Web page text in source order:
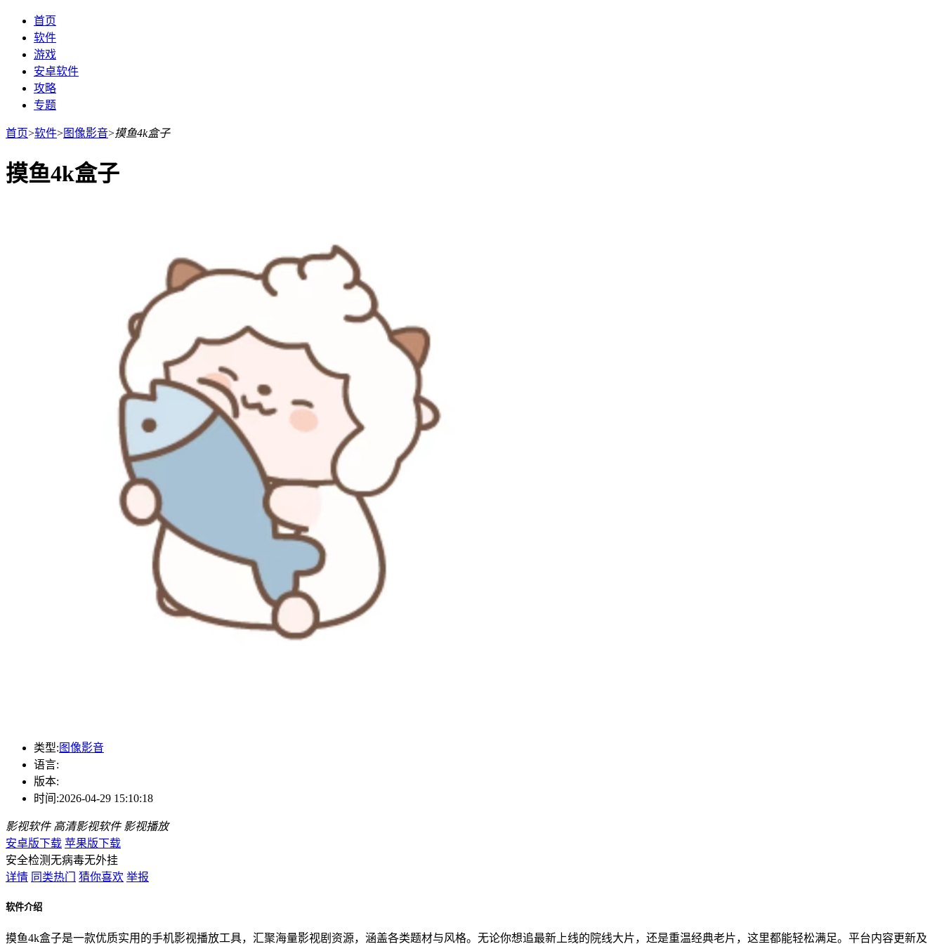
首页
软件
游戏
安卓软件
攻略
专题
首页>软件>图像影音>摸鱼4k盒子
摸鱼4k盒子
类型: 图像影音
语言:
版本:
时间:2026-04-29 15:10:18
影视软件 高清影视软件 影视播放
安卓版下载 苹果版下载
安全检测无病毒无外挂
详情 同类热门 猜你喜欢 举报
软件介绍
摸鱼4k盒子是一款优质实用的手机影视播放工具，汇聚海量影视剧资源，涵盖各类题材与风格。无论你想追最新上线的院线大片，还是重温经典老片，这里都能轻松满足。平台内容更新及